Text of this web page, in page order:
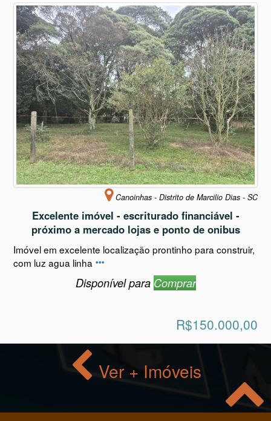
Canoinhas - Distrito de Marcilio Dias - SC
Excelente imóvel - escriturado financiável -
próximo a mercado lojas e ponto de onibus
Imóvel em excelente localização prontinho para construir,
com luz agua linha
Disponível para Comprar
R$150.000,00
Ver + Imóveis